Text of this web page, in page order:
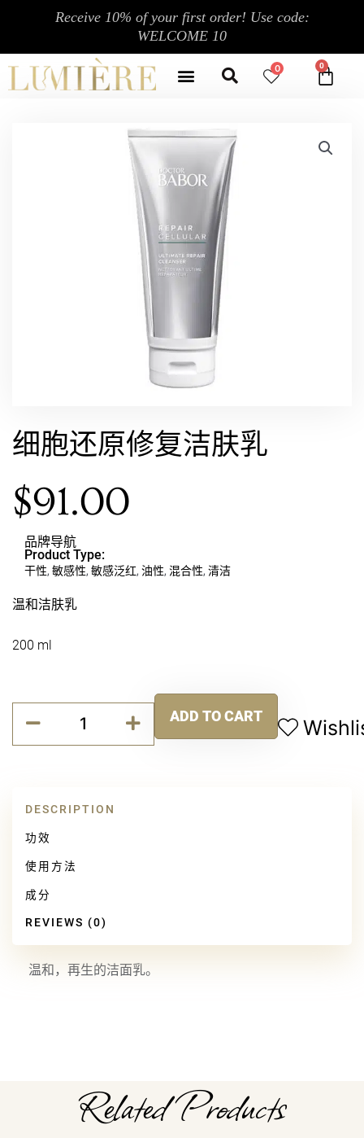
Receive 10% of your first order! Use code:
WELCOME 10
MenuSearch
0
细胞还原修复洁肤乳
$91.00
品牌导航
Product Type:
干性, 敏感性, 敏感泛红, 油性, 混合性, 清洁
温和洁肤乳
200 ml
细
洁
quantity
ADD TO CART
DESCRIPTION
功效
使用方法
成分
REVIEWS (0)
温和，再生的洁面乳。
Related Products